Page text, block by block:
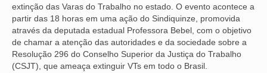
SUBSEDES
ARAÇATUBA
BAURU
extinção das Varas do Trabalho no estado. O evento acontece a
partir das 18 horas em uma ação do Sindiquinze, promovida
através da deputada estadual Professora Bebel, com o objetivo
de chamar a atenção das autoridades e da sociedade sobre a
Resolução 296 do Conselho Superior da Justiça do Trabalho
(CSJT), que ameaça extinguir VTs em todo o Brasil.